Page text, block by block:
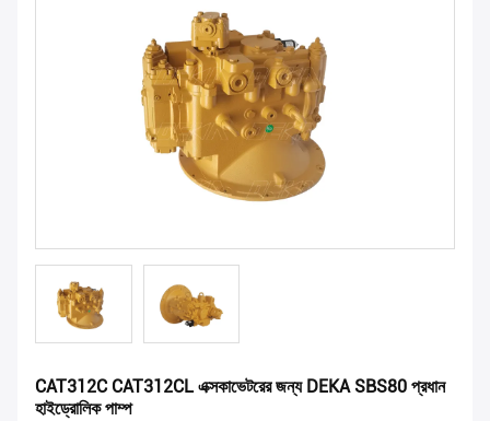
CAT312C CAT312CL এক্সকাভেটরের জন্য DEKA SBS80 প্রধান
হাইড্রোলিক পাম্প